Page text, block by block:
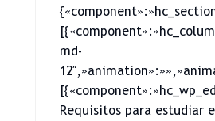
md-
Requisitos para estudiar